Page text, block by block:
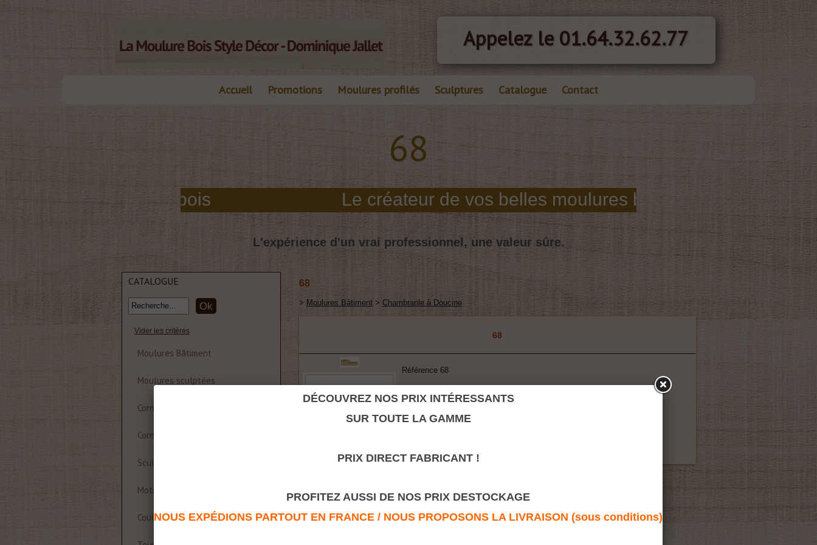
Appelez le 01.64.32.62.77
Accueil Promotions Moulures profilés Sculptures Catalogue Contact
68
moulures bois
L'expérience d'un vrai professionnel, une valeur sûre.
68
> Moulures Bâtiment > Chambranle à Doucine
68
Référence 68
Retour à la rubrique
CATALOGUE
Vider les critères
Moulures Bâtiment
Moulures sculptées
Corniche et rosace polyuréthane
Corniches Bois
Sculptures
Motifs décoratifs Bois & Résine
Coulisses de table
DÉCOUVREZ NOS PRIX INTÉRESSANTS
SUR TOUTE LA GAMME
PRIX DIRECT FABRICANT !
PROFITEZ AUSSI DE NOS PRIX DESTOCKAGE
NOUS EXPÉDIONS PARTOUT EN FRANCE / NOUS PROPOSONS LA LIVRAISON (sous conditions)